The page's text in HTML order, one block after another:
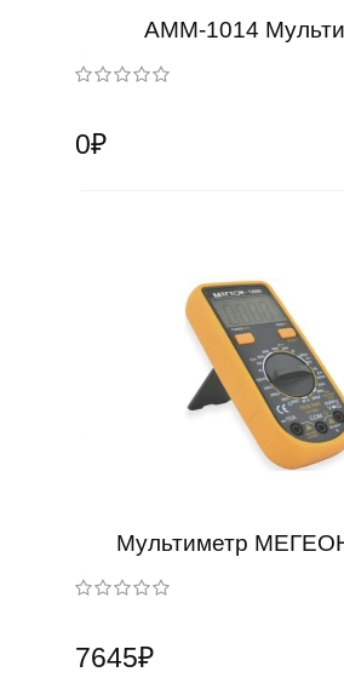
АММ-1014
0₽
Мультиметр
7645₽